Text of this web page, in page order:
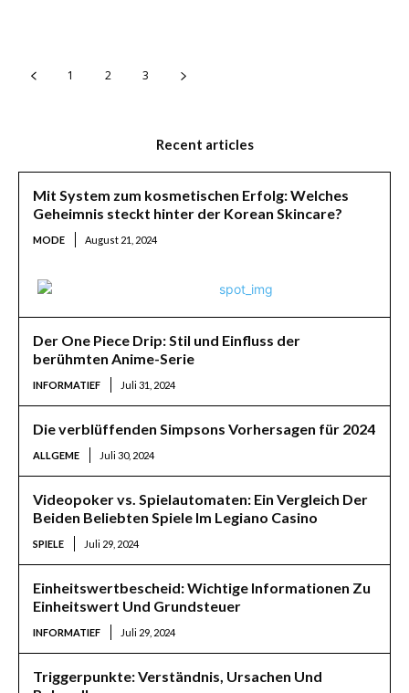
1 2 3
Recent articles
Mit System zum kosmetischen Erfolg: Welches
Geheimnis steckt hinter der Korean Skincare?
MODE August 21, 2024
Der One Piece Drip: Stil und Einfluss der
berühmten Anime-Serie
INFORMATIEF Juli 31, 2024
Die verblüffenden Simpsons Vorhersagen für 2024
ALLGEME Juli 30, 2024
Videopoker vs. Spielautomaten: Ein Vergleich Der
Beiden Beliebten Spiele Im Legiano Casino
SPIELE Juli 29, 2024
Einheitswertbescheid: Wichtige Informationen Zu
Einheitswert Und Grundsteuer
INFORMATIEF Juli 29, 2024
Triggerpunkte: Verständnis, Ursachen Und